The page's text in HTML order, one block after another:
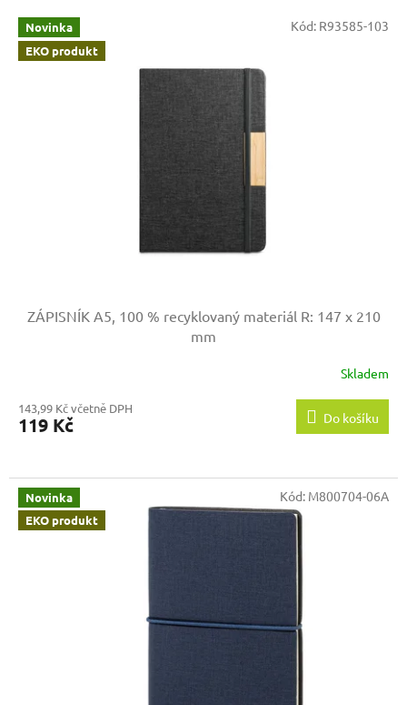
V
p
Novinka
EKO produkt
ZÁPISNÍK A5, 100 % recyklovaný materiál R: 147 x 210
mm
Skladem
143,99 Kč včetně DPH
119 Kč Do košíku
Kód: R93585-103
Novinka
EKO produkt
Kód: M800704-06A